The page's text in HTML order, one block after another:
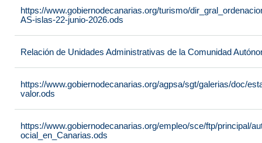
https://www.gobiernodecanarias.org/turismo/
AS-islas-22-junio-2026.ods
Relación de Unidades Administrativas de la Comunidad
https://www.gobiernodecanarias.org/agpsa/sgt/galerias/doc/
valor.ods
https://www.gobiernodecanarias.org/empleo/sce/ftp/principal/
ocial_en_Canarias.ods